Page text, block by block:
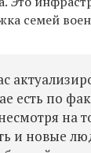
семей
есть по
на
и новые